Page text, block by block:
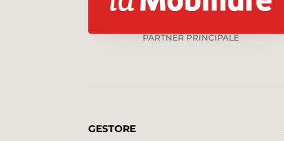
PARTNER PRINCIPALE
GESTORE